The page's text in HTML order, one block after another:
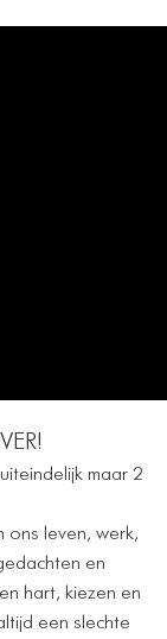
maar 2
ons leven, werk,
en
hart, kiezen en
een slechte